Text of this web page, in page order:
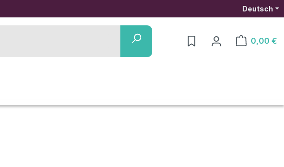
Deutsch
0,00 €
Warenkorb